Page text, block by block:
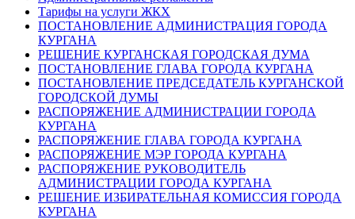
Тарифы на услуги ЖКХ
ПОСТАНОВЛЕНИЕ АДМИНИСТРАЦИЯ ГОРОДА
КУРГАНА
РЕШЕНИЕ КУРГАНСКАЯ ГОРОДСКАЯ ДУМА
ПОСТАНОВЛЕНИЕ ГЛАВА ГОРОДА КУРГАНА
ПОСТАНОВЛЕНИЕ ПРЕДСЕДАТЕЛЬ КУРГАНСКОЙ
ГОРОДСКОЙ ДУМЫ
РАСПОРЯЖЕНИЕ АДМИНИСТРАЦИИ ГОРОДА
КУРГАНА
РАСПОРЯЖЕНИЕ ГЛАВА ГОРОДА КУРГАНА
РАСПОРЯЖЕНИЕ МЭР ГОРОДА КУРГАНА
РАСПОРЯЖЕНИЕ РУКОВОДИТЕЛЬ
АДМИНИСТРАЦИИ ГОРОДА КУРГАНА
РЕШЕНИЕ ИЗБИРАТЕЛЬНАЯ КОМИССИЯ ГОРОДА
КУРГАНА